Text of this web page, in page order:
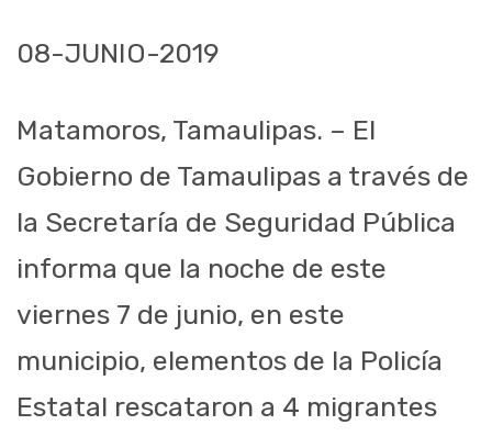
08-JUNIO-2019
Matamoros, Tamaulipas. – El
Gobierno de Tamaulipas a través de
la Secretaría de Seguridad Pública
informa que la noche de este
viernes 7 de junio, en este
municipio, elementos de la Policía
Estatal rescataron a 4 migrantes